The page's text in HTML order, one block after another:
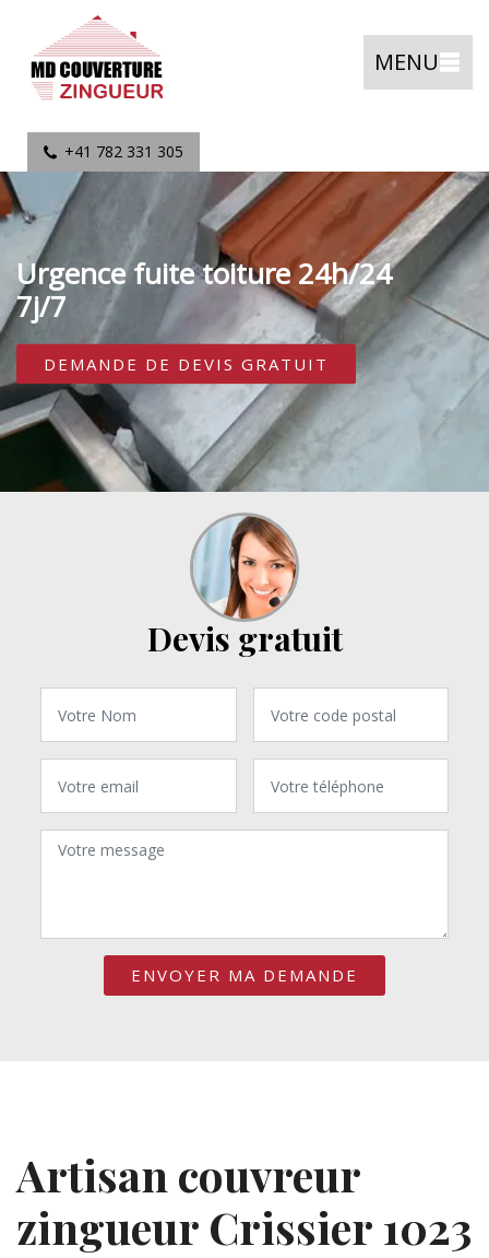
MENU
+41 782 331 305
Urgence fuite toiture 24h/24
7j/7
DEMANDE DE DEVIS GRATUIT
Devis gratuit
Artisan couvreur
zingueur Crissier 1023